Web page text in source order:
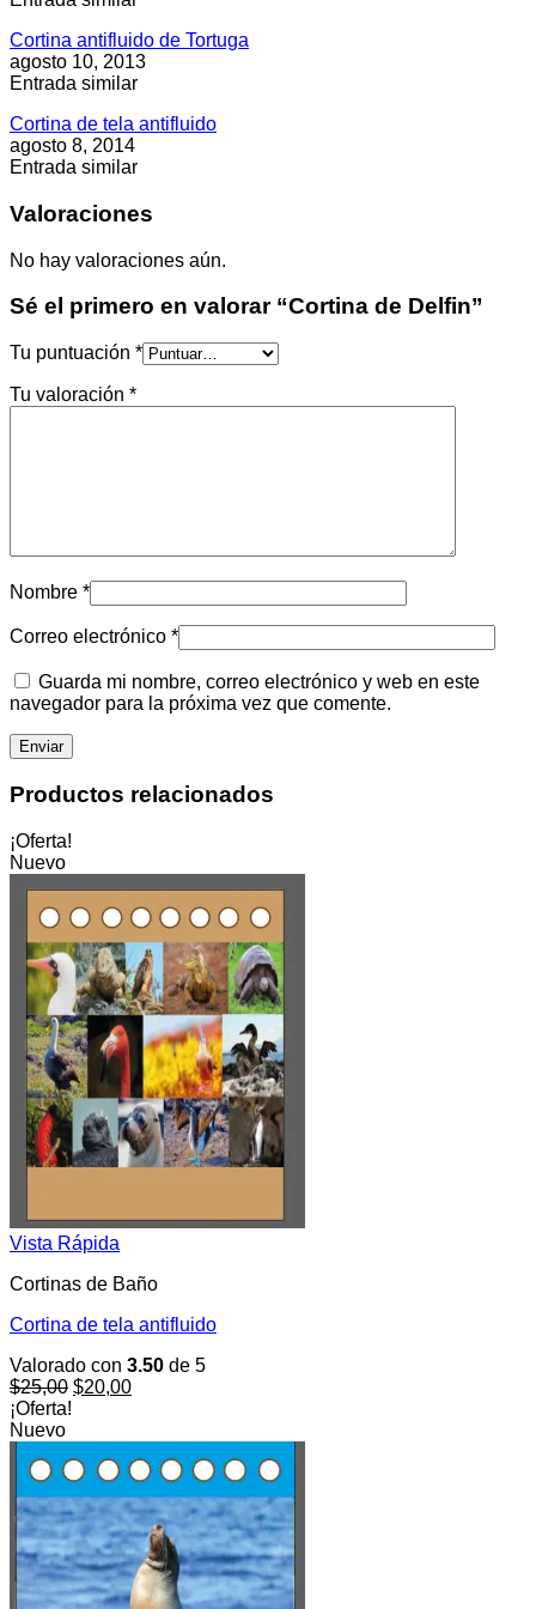
Cortina antifluido de Tortuga
agosto 10, 2013
Entrada similar
Cortina de tela antifluido
agosto 8, 2014
Entrada similar
Valoraciones
No hay valoraciones aún.
Sé el primero en valorar “Cortina de Delfin”
Tu puntuación *
Tu valoración *
Nombre *
Correo electrónico *
Guarda mi nombre, correo electrónico y web en este
navegador para la próxima vez que comente.
Productos relacionados
¡Oferta!
Nuevo
Vista Rápida
Cortinas de Baño
Cortina de tela antifluido
Valorado con 3.50 de 5
$25,00 El
$25,00.
$20,00El
$20,00.
¡Oferta!
Nuevo